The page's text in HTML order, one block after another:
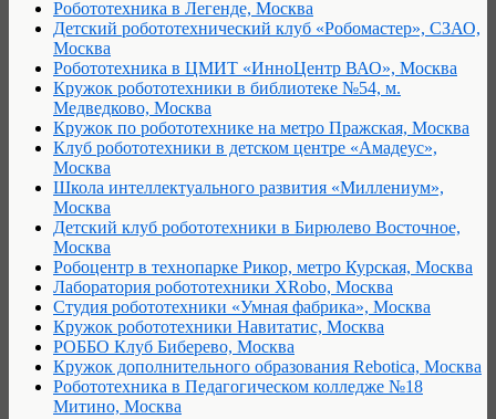
Робототехника в Легенде, Москва
Детский робототехнический клуб «Робомастер», СЗАО,
Москва
Робототехника в ЦМИТ «ИнноЦентр ВАО», Москва
Кружок робототехники в библиотеке №54, м.
Медведково, Москва
Кружок по робототехнике на метро Пражская, Москва
Клуб робототехники в детском центре «Амадеус»,
Москва
Школа интеллектуального развития «Миллениум»,
Москва
Детский клуб робототехники в Бирюлево Восточное,
Москва
Робоцентр в технопарке Рикор, метро Курская, Москва
Лаборатория робототехники XRobo, Москва
Студия робототехники «Умная фабрика», Москва
Кружок робототехники Навитатис, Москва
РОББО Клуб Биберево, Москва
Кружок дополнительного образования Rebotica, Москва
Робототехника в Педагогическом колледже №18
Митино, Москва